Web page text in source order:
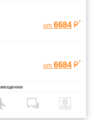
от 6684 *
от 6684 *